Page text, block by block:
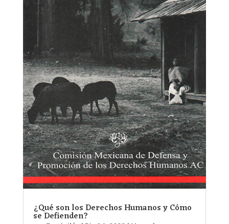
¿Qué son los Derechos Humanos y Cómo
se Defienden?